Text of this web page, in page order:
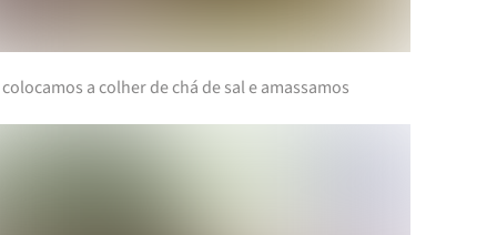
a colher de chá de sal e amassamos